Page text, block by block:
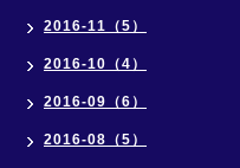
2016-11（5）
2016-10（4）
2016-09（6）
2016-08（5）